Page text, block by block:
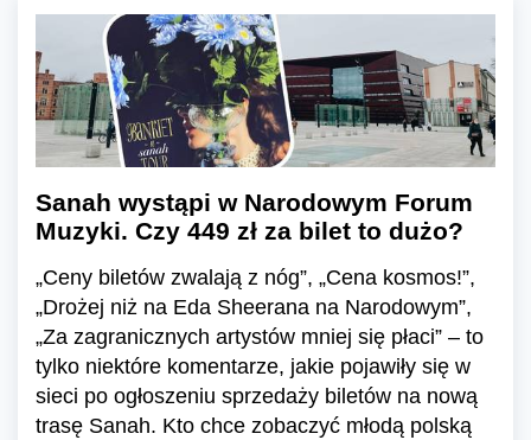
Sanah wystąpi w Narodowym Forum
Muzyki. Czy 449 zł za bilet to dużo?
„Ceny biletów zwalają z nóg”, „Cena kosmos!”,
„Drożej niż na Eda Sheerana na Narodowym”,
„Za zagranicznych artystów mniej się płaci” – to
tylko niektóre komentarze, jakie pojawiły się w
sieci po ogłoszeniu sprzedaży biletów na nową
trasę Sanah. Kto chce zobaczyć młodą polską